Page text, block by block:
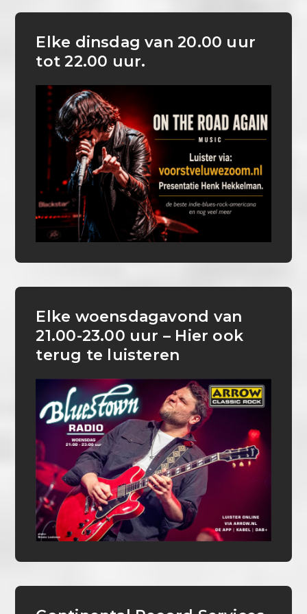
Elke dinsdag van 20.00 uur
tot 22.00 uur.
Elke woensdagavond van
21.00-23.00 uur – Hier ook
terug te luisteren